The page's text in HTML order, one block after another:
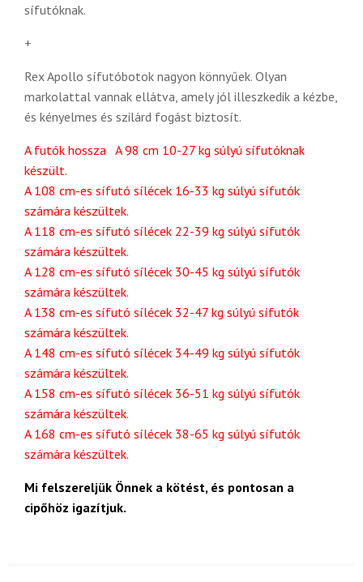
sífutóknak.
+
Rex Apollo sífutóbotok nagyon könnyűek. Olyan
markolattal vannak ellátva, amely jól illeszkedik a kézbe,
és kényelmes és szilárd fogást biztosít.
A futók hossza A 98 cm 10-27 kg súlyú sífutóknak
készült.
A 108 cm-es sífutó sílécek 16-33 kg súlyú sífutók
számára készültek.
A 118 cm-es sífutó sílécek 22-39 kg súlyú sífutók
számára készültek.
A 128 cm-es sífutó sílécek 30-45 kg súlyú sífutók
számára készültek.
A 138 cm-es sífutó sílécek 32-47 kg súlyú sífutók
számára készültek.
A 148 cm-es sífutó sílécek 34-49 kg súlyú sífutók
számára készültek.
A 158 cm-es sífutó sílécek 36-51 kg súlyú sífutók
számára készültek.
A 168 cm-es sífutó sílécek 38-65 kg súlyú sífutók
számára készültek.
Mi felszereljük Önnek a kötést, és pontosan a
cipőhöz igazítjuk.